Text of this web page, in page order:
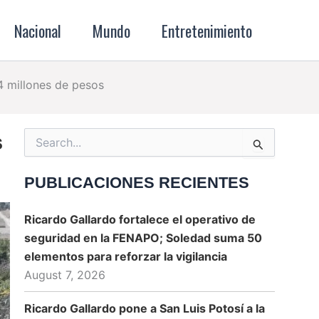
Nacional Mundo Entretenimiento
millones de pesos
Search
for:
PUBLICACIONES RECIENTES
Ricardo Gallardo fortalece el operativo de
seguridad en la FENAPO; Soledad suma 50
elementos para reforzar la vigilancia
August 7, 2026
Ricardo Gallardo pone a San Luis Potosí a la